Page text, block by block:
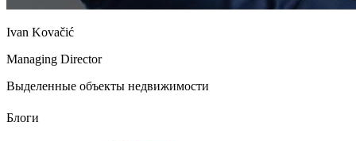
Ivan Kovačić
Managing Director
Выделенные объекты недвижимости
Блоги